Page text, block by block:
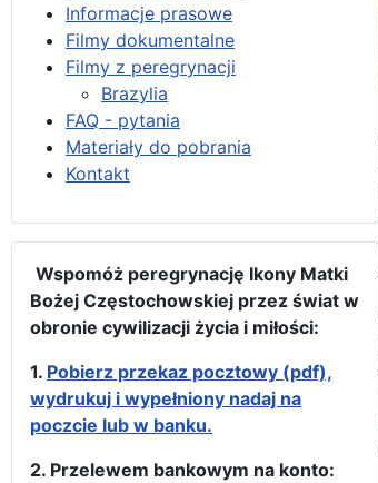
Informacje prasowe
Filmy dokumentalne
Filmy z peregrynacji
Brazylia
FAQ - pytania
Materiały do pobrania
Kontakt
Wspomóż peregrynację Ikony Matki
Bożej Częstochowskiej przez świat w
obronie cywilizacji życia i miłości:
1. Pobierz przekaz pocztowy (pdf),
wydrukuj i wypełniony nadaj na
poczcie lub w banku.
2. Przelewem bankowym na konto: